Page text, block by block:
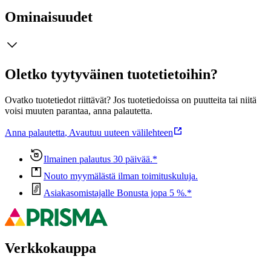
Ominaisuudet
Oletko tyytyväinen tuotetietoihin?
Ovatko tuotetiedot riittävät? Jos tuotetiedoissa on puutteita tai niitä
voisi muuten parantaa, anna palautetta.
Anna palautetta, Avautuu uuteen välilehteen
Ilmainen palautus 30 päivää.*
Nouto myymälästä ilman toimituskuluja.
Asiakasomistajalle Bonusta jopa 5 %.*
Verkkokauppa